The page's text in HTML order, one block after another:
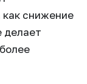
как снижение
делает